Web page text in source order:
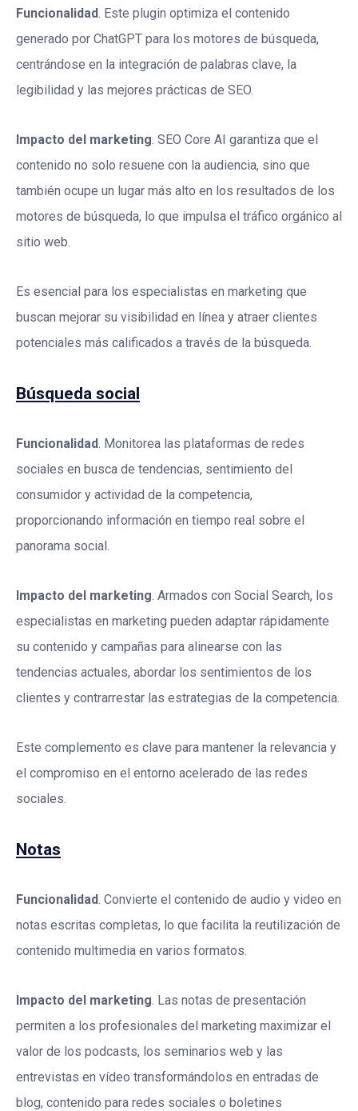
Funcionalidad. Este plugin optimiza el contenido
generado por ChatGPT para los motores de búsqueda,
centrándose en la integración de palabras clave, la
legibilidad y las mejores prácticas de SEO.
Impacto del marketing. SEO Core AI garantiza que el
contenido no solo resuene con la audiencia, sino que
también ocupe un lugar más alto en los resultados de los
motores de búsqueda, lo que impulsa el tráfico orgánico al
sitio web.
Es esencial para los especialistas en marketing que
buscan mejorar su visibilidad en línea y atraer clientes
potenciales más calificados a través de la búsqueda.
Búsqueda social
Funcionalidad. Monitorea las plataformas de redes
sociales en busca de tendencias, sentimiento del
consumidor y actividad de la competencia,
proporcionando información en tiempo real sobre el
panorama social.
Impacto del marketing. Armados con Social Search, los
especialistas en marketing pueden adaptar rápidamente
su contenido y campañas para alinearse con las
tendencias actuales, abordar los sentimientos de los
clientes y contrarrestar las estrategias de la competencia.
Este complemento es clave para mantener la relevancia y
el compromiso en el entorno acelerado de las redes
sociales.
Notas
Funcionalidad. Convierte el contenido de audio y video en
notas escritas completas, lo que facilita la reutilización de
contenido multimedia en varios formatos.
Impacto del marketing. Las notas de presentación
permiten a los profesionales del marketing maximizar el
valor de los podcasts, los seminarios web y las
entrevistas en vídeo transformándolos en entradas de
blog, contenido para redes sociales o boletines